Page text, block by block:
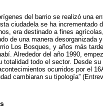
del barrio se realizó una
ciudadela se ha incrementado
era destinado a fines
de una manera
Los Bosques, y años más
Alrededor del año 1990,
todo el sector. Desde
ocurridos por el
cambiaran su tipología”